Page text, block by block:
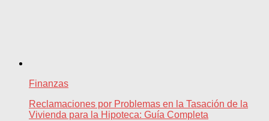
Finanzas
Reclamaciones por Problemas en la Tasación de la
Vivienda para la Hipoteca: Guía Completa